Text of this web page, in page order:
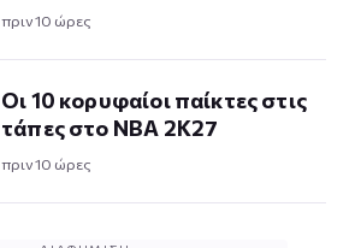
πριν 10 ώρες
Οι 10 κορυφαίοι παίκτες στις
τάπες στο NBA 2K27
πριν 10 ώρες